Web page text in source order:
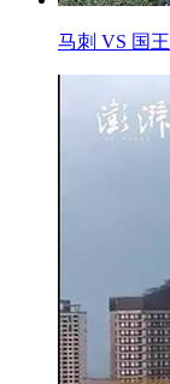
马刺 VS 国王